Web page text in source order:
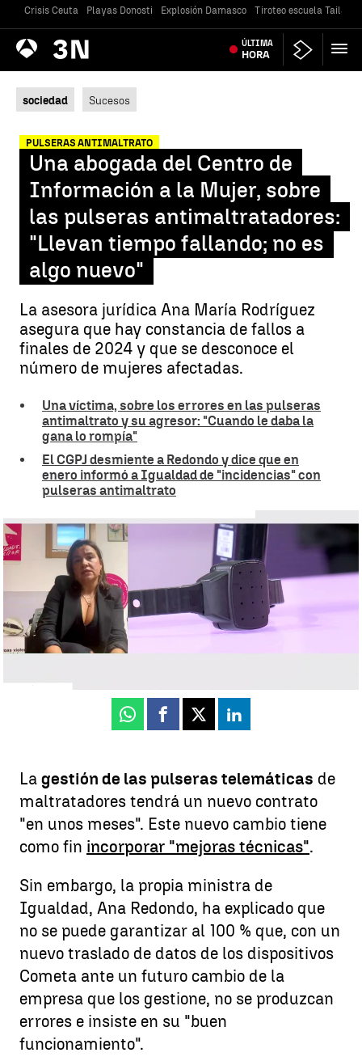
Crisis Ceuta Playas Donosti Explosión Damasco Tiroteo escuela
Antena
3 Noticias ÚLTIMA
HORA
sociedad Sucesos
PULSERAS ANTIMALTRATO
Una abogada del Centro de
Información a la Mujer, sobre
las pulseras antimaltratadores:
"Llevan tiempo fallando; no es
algo nuevo"
La asesora jurídica Ana María Rodríguez
asegura que hay constancia de fallos a
finales de 2024 y que se desconoce el
número de mujeres afectadas.
Una víctima, sobre los errores en las pulseras
antimaltrato y su agresor: "Cuando le daba la
gana lo rompía"
El CGPJ desmiente a Redondo y dice que en
enero informó a Igualdad de "incidencias" con
pulseras antimaltrato
Entrevista abogada Ana María Rodríguez, Centro Información a la
Mujer |
Antena 3 Noticias
Rosario Miñano
Whatsapp
Facebook
X Linkedin
La gestión de las pulseras telemáticas de
maltratadores tendrá un nuevo contrato
"en unos meses". Este nuevo cambio tiene
como fin incorporar "mejoras técnicas".
Sin embargo, la propia ministra de
Igualdad, Ana Redondo, ha explicado que
no se puede garantizar al 100 % que, con un
nuevo traslado de datos de los dispositivos
Cometa ante un futuro cambio de la
empresa que los gestione, no se produzcan
errores e insiste en su "buen
funcionamiento".